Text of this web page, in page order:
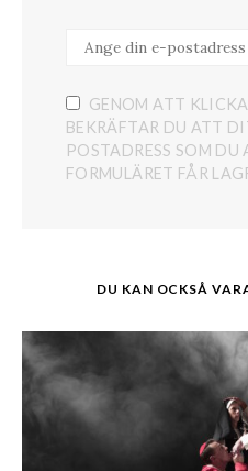
GENOM ATT
BEKRÄFTAR DU ATT
POSTADRESS SOM DU
FORMULÄRET FÅR
DU KAN OCKSÅ